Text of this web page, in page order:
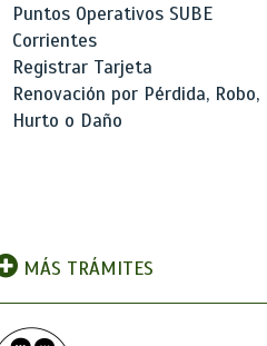
Puntos Operativos SUBE
Corrientes
Registrar Tarjeta
Renovación por Pérdida, Robo,
Hurto o Daño
MÁS TRÁMITES